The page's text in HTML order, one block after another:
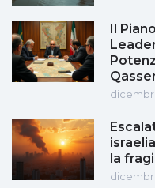
Il
la